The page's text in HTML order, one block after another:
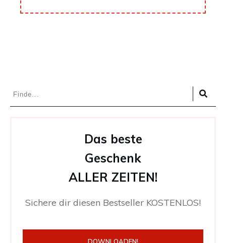
Das beste
Geschenk
ALLER ZEITEN!
Sichere dir diesen Bestseller KOSTENLOS!
DOWNLOADEN!